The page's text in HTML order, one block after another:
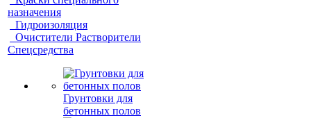
назначения
Гидроизоляция
Очистители Растворители
Спецсредства
Грунтовки для
бетонных полов